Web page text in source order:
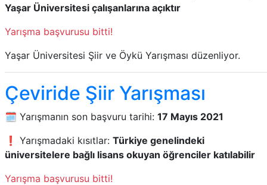
Yaşar Üniversitesi çalışanlarına açıktır
Yarışma başvurusu bitti!
Yaşar Üniversitesi Şiir ve Öykü Yarışması düzenliyor.
Çeviride Şiir Yarışması
🗓️ Yarışmanın son başvuru tarihi: 17 Mayıs 2021
❗ Yarışmadaki kısıtlar: Türkiye genelindeki
üniversitelere bağlı lisans okuyan öğrenciler katılabilir
Yarışma başvurusu bitti!